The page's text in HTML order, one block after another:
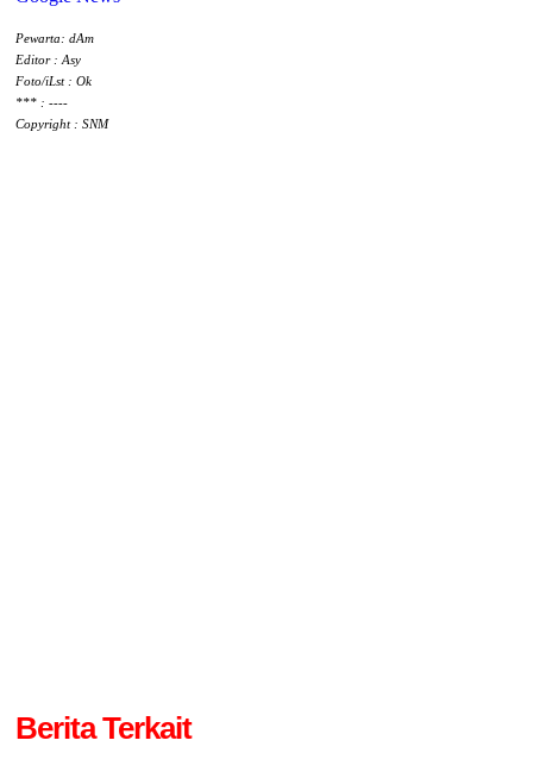
Pewarta: dAm
Editor : Asy
Foto/iLst : Ok
*** : ----
Copyright : SNM
Berita Terkait